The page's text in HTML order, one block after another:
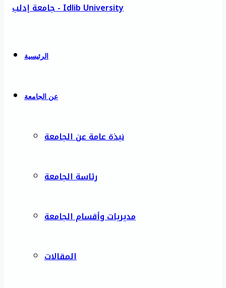
الرئيسية
عن الجامعة
نبذة عامة عن الجامعة
رئاسة الجامعة
مديريات وأقسام الجامعة
المقالات